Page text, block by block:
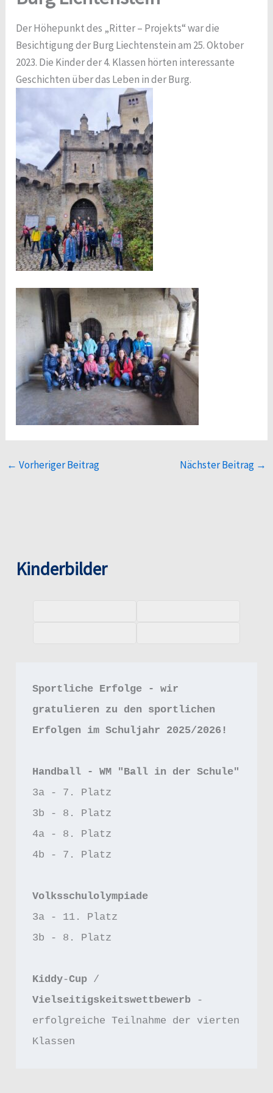
Der Höhepunkt des „Ritter – Projekts“ war die
Besichtigung der Burg Liechtenstein am 25. Oktober
2023. Die Kinder der 4. Klassen hörten interessante
Geschichten über das Leben in der Burg.
← Vorheriger Beitrag Nächster Beitrag →
Kinderbilder
Sportliche Erfolge - wir
gratulieren zu den sportlichen
Erfolgen im Schuljahr 2025/2026!
Handball - WM "Ball in der Schule"
3a - 7. Platz
3b - 8. Platz
4a - 8. Platz
4b - 7. Platz
Volksschulolympiade
3a - 11. Platz
3b - 8. Platz
Kiddy-Cup
Vielseitigskeitswettbewerb -
erfolgreiche Teilnahme der vierten
Klassen